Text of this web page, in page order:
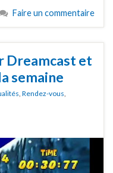
Faire un commentaire
Dreamcast et
semaine
Rendez-vous